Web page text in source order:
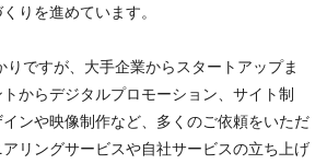
りを進めています。
りですが、大手企業からスタートアップま
からデジタルプロモーション、サイト制
ンや映像制作など、多くのご依頼をいただ
リングサービスや自社サービスの立ち上げ